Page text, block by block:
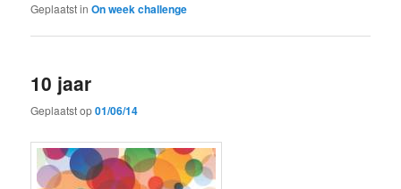
Geplaatst in On week challenge
10 jaar
Geplaatst op01/06/14